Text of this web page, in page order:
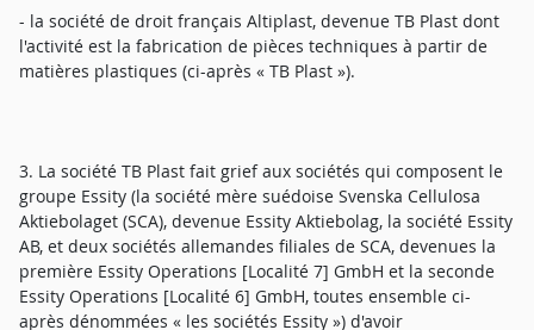
- la société de droit français Altiplast, devenue TB Plast dont
l'activité est la fabrication de pièces techniques à partir de
matières plastiques (ci-après « TB Plast »).
3. La société TB Plast fait grief aux sociétés qui composent le
groupe Essity (la société mère suédoise Svenska Cellulosa
Aktiebolaget (SCA), devenue Essity Aktiebolag, la société Essity
AB, et deux sociétés allemandes filiales de SCA, devenues la
première Essity Operations [Localité 7] GmbH et la seconde
Essity Operations [Localité 6] GmbH, toutes ensemble ci-
après dénommées « les sociétés Essity ») d'avoir